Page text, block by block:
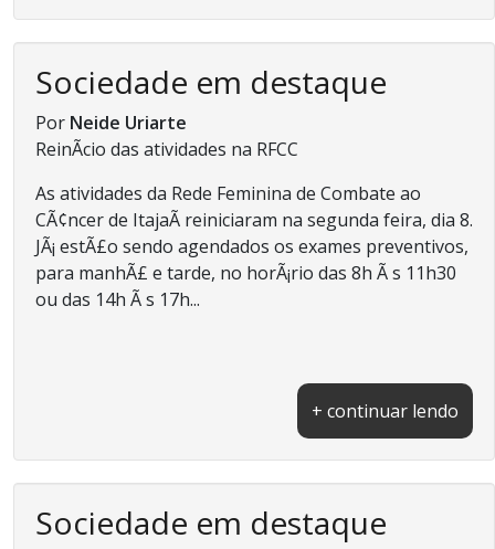
Sociedade em destaque
Por Neide Uriarte
ReinÃ­cio das atividades na RFCC
As atividades da Rede Feminina de Combate ao
CÃ¢ncer de ItajaÃ­ reiniciaram na segunda feira, dia 8.
JÃ¡ estÃ£o sendo agendados os exames preventivos,
para manhÃ£ e tarde, no horÃ¡rio das 8h Ã s 11h30
ou das 14h Ã s 17h...
+ continuar lendo
Sociedade em destaque